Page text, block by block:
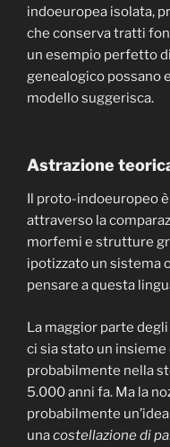
indoeuropea isolata,
che conserva tratti
un esempio perfetto
genealogico possano
modello suggerisca.
Astrazione
Il proto-indoeuropeo
attraverso la
morfemi e strutture
ipotizzato un sistema
pensare a questa
La maggior parte
ci sia stato un
probabilmente nella
5.000 anni fa. Ma la
probabilmente
unacostellazione di